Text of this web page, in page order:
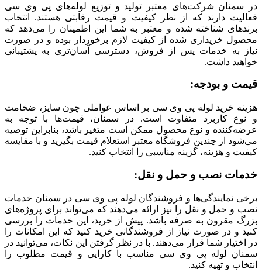
در سمنان شرکت‌های معتبر تولید و توزیع لوله‌های پی وی سی
فعالیت دارند که از نظر کیفیت و قیمت رقابتی هستند. انتخاب
برندهای شناخته شده و معتبر به شما این اطمینان را می‌دهد که
محصول خریداری شده از کیفیت لازم برخوردار بوده و در صورت
نیاز به خدمات پس از فروش، دسترسی آسان‌تری به پشتیبانی
خواهید داشت.
قیمت و بودجه:
هزینه خرید لوله پی وی سی بر اساس عواملی چون سایز، ضخامت
و نوع کاربرد متفاوت است. در سمنان، قیمت‌ها با توجه به
عرضه‌کننده و نوع محصول ممکن است متغیر باشد، بنابراین توصیه
می‌شود از چندین فروشگاه معتبر استعلام قیمت بگیرید و با مقایسه
کیفیت و هزینه، گزینه مناسبی را انتخاب کنید.
خدمات نصب و حمل‌ و نقل:
برخی نمایندگی‌ها و فروشندگان لوله پی وی سی در سمنان خدمات
نصب و حمل ‌و نقل را نیز ارائه می‌دهند که می‌تواند برای پروژه‌های
بزرگ مقرون ‌به‌ صرفه باشد. پیش از خرید، این خدمات را بررسی
کنید و در صورت نیاز از فروشندگانی خرید کنید که این امکانات را
در اختیار شما قرار می‌دهند. با در نظر گرفتن این نکات، می‌توانید در
سمنان لوله پی وی سی مناسب با کارایی و قیمت مطلوب را
انتخاب و تهیه کنید.